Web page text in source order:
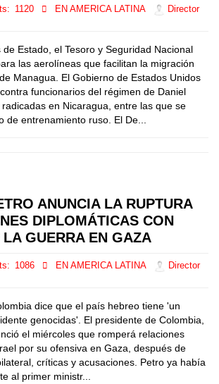
1120 EN AMERICA LATINA
Director
Estado, el Tesoro y Seguridad Nacional
las aerolíneas que facilitan la migración
Managua. El Gobierno de Estados Unidos
funcionarios del régimen de Daniel
en Nicaragua, entre las que se
de entrenamiento ruso. El De...
ANUNCIA LA RUPTURA
DIPLOMÁTICAS CON
GUERRA EN GAZA
1086 EN AMERICA LATINA
Director
dice que el país hebreo tiene 'un
genocidas'. El presidente de Colombia,
el miércoles que romperá relaciones
por su ofensiva en Gaza, después de
críticas y acusaciones. Petro ya había
al primer ministr...